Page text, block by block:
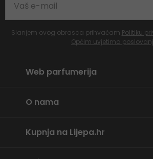
Slanjem ovog obrasca prihvaćam Politiku
Općim uvjetima
Web parfumerija
O nama
Kupnja na Lijepa.hr